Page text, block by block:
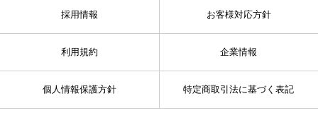
採用情報 お客様対応方針
利用規約 企業情報
個人情報保護方針 特定商取引法に基づく表記